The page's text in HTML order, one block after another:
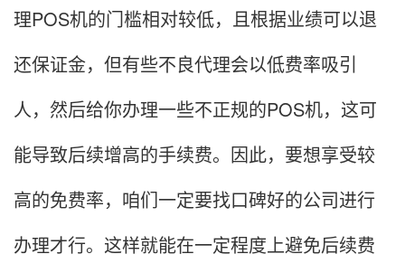
理POS机的门槛相对较低，且根据业绩可以退
还保证金，但有些不良代理会以低费率吸引
人，然后给你办理一些不正规的POS机，这可
能导致后续增高的手续费。因此，要想享受较
高的免费率，咱们一定要找口碑好的公司进行
办理才行。这样就能在一定程度上避免后续费